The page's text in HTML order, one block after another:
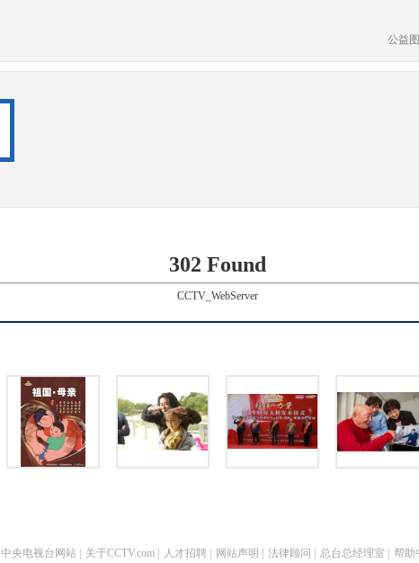
公益
302 Found
CCTV_WebServer
中央电视台网站 关于CCTV.com 人才招聘 网站声明 法律顾问 总台总经理室 帮助